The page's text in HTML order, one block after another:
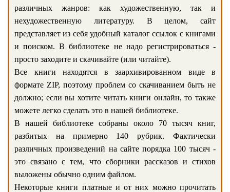
различных жанров: как художественную, так и
нехудожественную литературу. В целом, сайт
представляет из себя удобный каталог ссылок с книгами
и поиском. В библиотеке не надо регистрироваться -
просто заходите и скачивайте (или читайте).
Все книги находятся в заархивированном виде в
формате ZIP, поэтому проблем со скачиванием быть не
должно; если вы хотите читать книги онлайн, то также
можете легко сделать это в нашей библиотеке.
В нашей библиотеке собраны около 70 тысяч книг,
разбитых на примерно 140 рубрик. Фактически
различных произведений на сайте порядка 100 тысяч -
это связано с тем, что сборники рассказов и стихов
выложены обычно одним файлом.
Некоторые книги платные и от них можно прочитать